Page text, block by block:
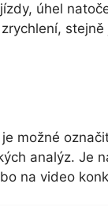
úhel
možné
analýz. Je
na video